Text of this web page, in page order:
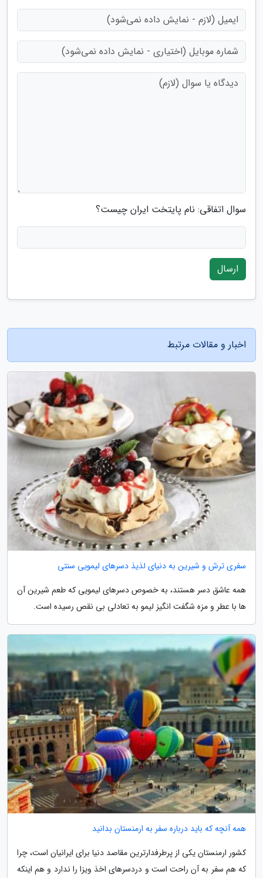
سوال اتفاقی: نام پایتخت ایران چیست؟
ارسال
اخبار و مقالات مرتبط
سفری ترش و شیرین به دنیای لذیذ دسرهای لیمویی سنتی
همه عاشق دسر هستند، به خصوص دسرهای لیمویی که طعم شیرین آن
ها با عطر و مزه شگفت انگیز لیمو به تعادلی بی نقص رسیده است.
همه آنچه که باید درباره سفر به ارمنستان بدانید
کشور ارمنستان یکی از پرطرفدارترین مقاصد دنیا برای ایرانیان است، چرا
که هم سفر به آن راحت است و دردسرهای اخذ ویزا را ندارد و هم اینکه